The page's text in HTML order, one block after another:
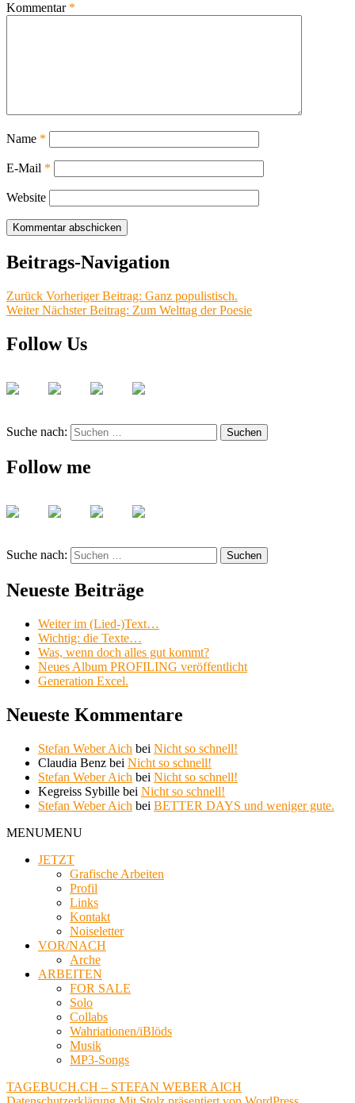
Kommentar *
Name *
E-Mail *
Website
Beitrags-Navigation
Zurück Vorheriger Beitrag: Ganz populistisch.
Weiter Nächster Beitrag: Zum Welttag der Poesie
Follow Us
Suche nach: Suchen
Follow me
Suche nach: Suchen
Neueste Beiträge
Weiter im (Lied-)Text…
Wichtig: die Texte…
Was, wenn doch alles gut kommt?
Neues Album PROFILING veröffentlicht
Generation Excel.
Neueste Kommentare
Stefan Weber Aich bei Nicht so schnell!
Claudia Benz bei Nicht so schnell!
Stefan Weber Aich bei Nicht so schnell!
Kegreiss Sybille bei Nicht so schnell!
Stefan Weber Aich bei BETTER DAYS und weniger gute.
MENUMENU
JETZT
Grafische Arbeiten
Profil
Links
Kontakt
Noiseletter
VOR/NACH
Arche
ARBEITEN
FOR SALE
Solo
Collabs
Wahriationen/iBlöds
Musik
MP3-Songs
TAGEBUCH.CH – STEFAN WEBER AICH